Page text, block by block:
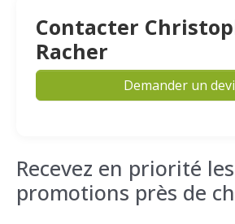
Contacter
Racher
Demander un
Recevez en priorité les
promotions près de